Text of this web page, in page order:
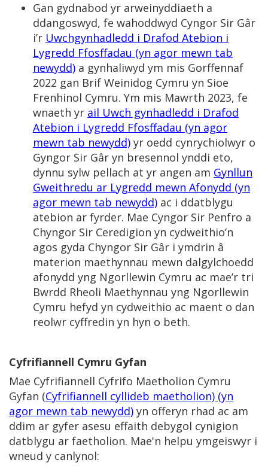
Gan gydnabod yr arweinyddiaeth a
ddangoswyd, fe wahoddwyd Cyngor Sir Gâr
i’r Uwchgynhadledd i Drafod Atebion i
Lygredd Ffosffadau (yn agor mewn tab
newydd) a gynhaliwyd ym mis Gorffennaf
2022 gan Brif Weinidog Cymru yn Sioe
Frenhinol Cymru. Ym mis Mawrth 2023, fe
wnaeth yr ail Uwch gynhadledd i Drafod
Atebion i Lygredd Ffosffadau (yn agor
mewn tab newydd) yr oedd cynrychiolwyr o
Gyngor Sir Gâr yn bresennol ynddi eto,
dynnu sylw pellach at yr angen am Gynllun
Gweithredu ar Lygredd mewn Afonydd (yn
agor mewn tab newydd) ac i ddatblygu
atebion ar fyrder. Mae Cyngor Sir Penfro a
Chyngor Sir Ceredigion yn cydweithio’n
agos gyda Chyngor Sir Gâr i ymdrin â
materion maethynnau mewn dalgylchoedd
afonydd yng Ngorllewin Cymru ac mae’r tri
Bwrdd Rheoli Maethynnau yng Ngorllewin
Cymru hefyd yn cydweithio ac maent o dan
reolwr cyffredin yn hyn o beth.
Cyfrifiannell Cymru Gyfan
Mae Cyfrifiannell Cyfrifo Maetholion Cymru
Gyfan (Cyfrifiannell cyllideb maetholion) (yn
agor mewn tab newydd) yn offeryn rhad ac am
ddim ar gyfer asesu effaith debygol cynigion
datblygu ar faetholion. Mae'n helpu ymgeiswyr i
wneud y canlynol: